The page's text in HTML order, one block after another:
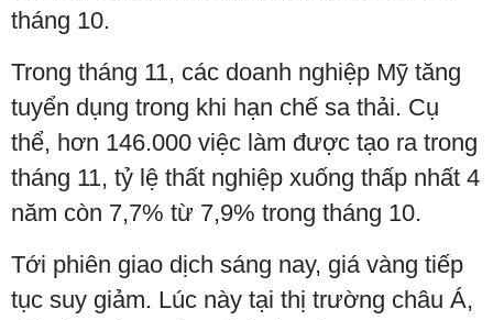
tháng 10.
Trong tháng 11, các doanh nghiệp Mỹ tăng
tuyển dụng trong khi hạn chế sa thải. Cụ
thể, hơn 146.000 việc làm được tạo ra trong
tháng 11, tỷ lệ thất nghiệp xuống thấp nhất 4
năm còn 7,7% từ 7,9% trong tháng 10.
Tới phiên giao dịch sáng nay, giá vàng tiếp
tục suy giảm. Lúc này tại thị trường châu Á,